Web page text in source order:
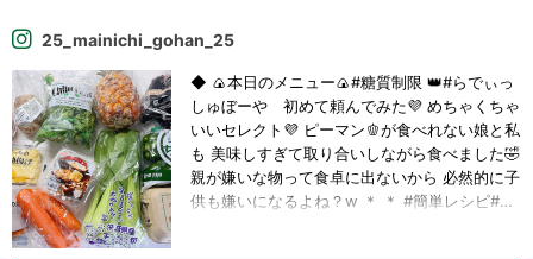
じく君。 こいつが旨みたっぷりで美味しいのな
いけど、こんなに美味しいんやったらしめじと
一緒にスーパーで販売してくれたらいいのに💭
中身は高品質やのに綺麗な形じゃないからって
価値が下がってしまう野菜達。悲しい世の中
や、、 見てくればっかり気にすると大事なもの
を見落とすよーと常日頃思う😌(深っ) #アヒー
25_mainichi_gohan_25
◆ 🍙本日のメニュー🍙#糖質制限 👑#らでぃっ
しゅぼーや 初めて頼んでみた💜 めちゃくちゃ
いいセレクト💜 ピーマン🫑が食べれない娘と私
も 美味しすぎて取り合いしながら食べました🤣
親が嫌いな物って食卓に出ないから 必然的に子
供も嫌いになるよね？w ＊ ＊ #簡単レシピ#時